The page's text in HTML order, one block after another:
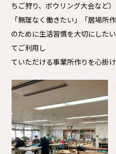
ちご狩り、ボウリング大会など
「無理なく働きたい」「居場所
のために生活習慣を大切にした
てご利用し
ていただける事業所作りを心掛け